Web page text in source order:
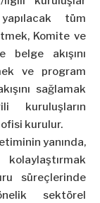
tüm
Komite ve
belge akışını
ve program
sağlamak
kuruluşların
kurulur.
yanında,
süreçlerinde
sektörel